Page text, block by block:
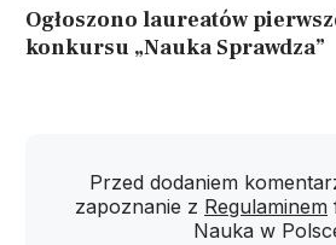
Ogłoszono laureatów
konkursu „Nauka Sprawdza”
Przed dodaniem
zapoznanie z Regulaminem
Nauka w